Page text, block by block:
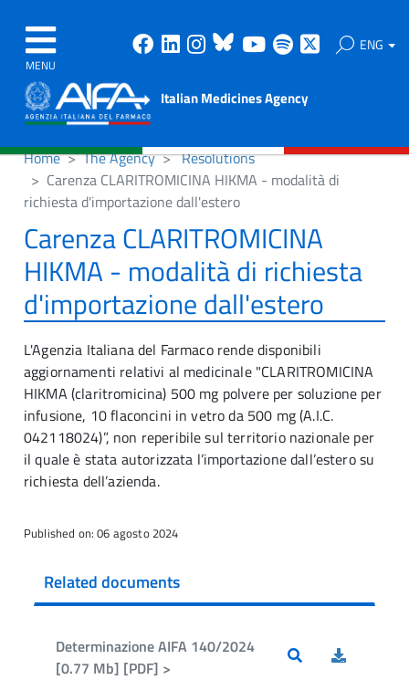
MENU
Facebook
Linkedin
Instagram
Bluesky
Youtube
Spotify ENG
Italian Medicines Agency
Home The Agency
Resolutions
Carenza CLARITROMICINA HIKMA - modalità di
richiesta d'importazione dall'estero
Carenza CLARITROMICINA
HIKMA - modalità di richiesta
d'importazione dall'estero
L'Agenzia Italiana del Farmaco rende disponibili
aggiornamenti relativi al medicinale "CLARITROMICINA
HIKMA (claritromicina) 500 mg polvere per soluzione per
infusione, 10 flaconcini in vetro da 500 mg (A.I.C.
042118024)”, non reperibile sul territorio nazionale per
il quale è stata autorizzata l’importazione dall’estero su
richiesta dell’azienda.
Published on: 06 agosto 2024
Related documents
Determinazione AIFA 140/2024
[0.77 Mb] [PDF] >